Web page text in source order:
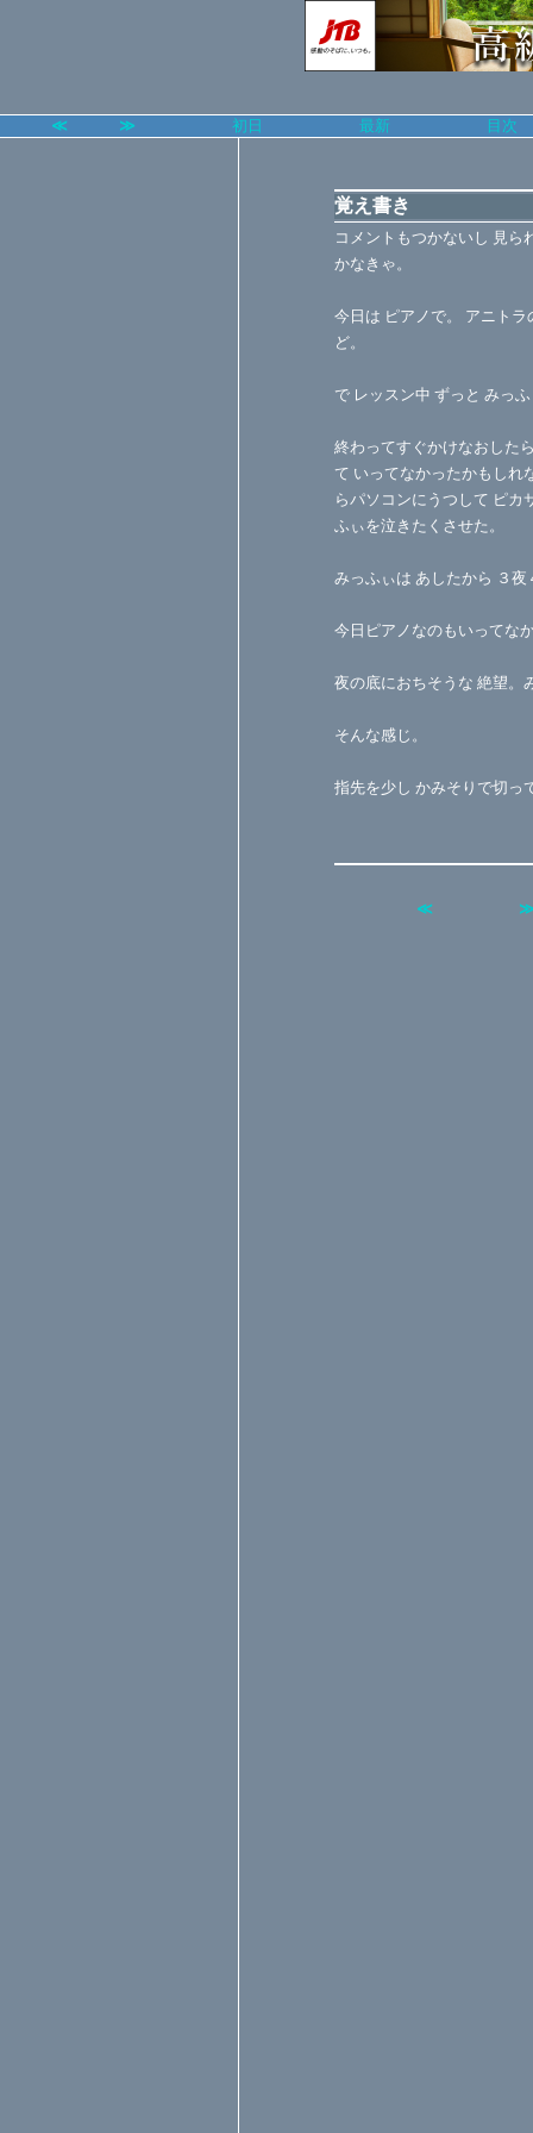
≪ ≫ 初日 最新 目次
覚え書き
コメントもつかないし 見ら
かなきゃ。
今日は ピアノで。 アニト
ど。
で レッスン中 ずっと みっ
終わってすぐかけなおした
て いってなかったかもしれ
らパソコンにうつして ピカ
ふぃを泣きたくさせた。
みっふぃは あしたから ３
今日ピアノなのもいってな
夜の底におちそうな 絶望。
そんな感じ。
指先を少し かみそりで切っ
≪